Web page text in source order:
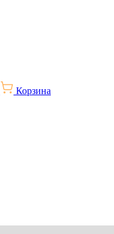
Корзина